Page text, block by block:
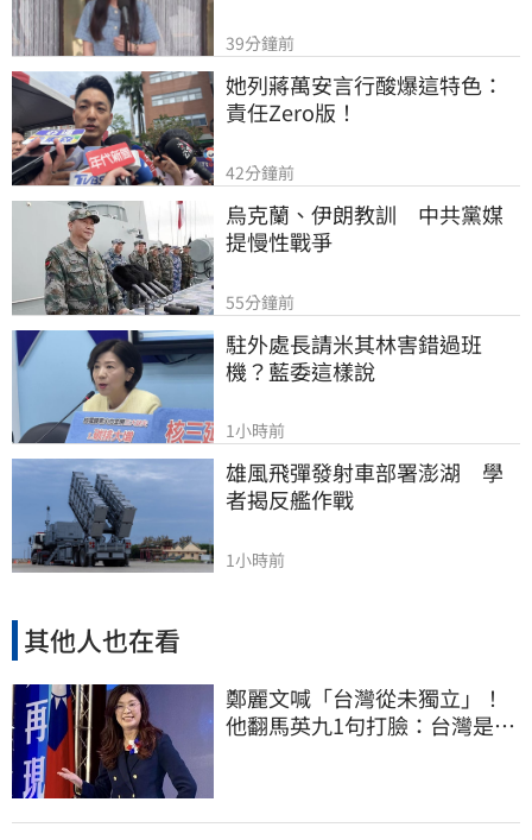
39分鐘前
她列蔣萬安言行酸爆這特色：
責任Zero版！
42分鐘前
烏克蘭、伊朗教訓　中共黨媒
提慢性戰爭
55分鐘前
駐外處長請米其林害錯過班
機？藍委這樣說
1小時前
雄風飛彈發射車部署澎湖　學
者揭反艦作戰
1小時前
其他人也在看
鄭麗文喊「台灣從未獨立」！
他翻馬英九1句打臉：台灣是我